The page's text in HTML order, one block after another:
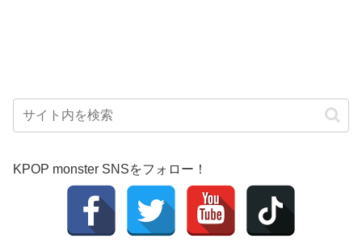
KPOP monster SNSをフォロー！